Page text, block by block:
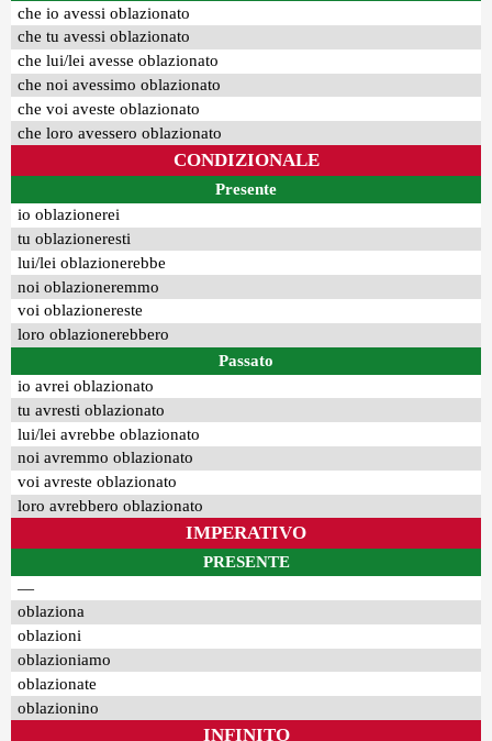
che io avessi oblazionato
che tu avessi oblazionato
che lui/lei avesse oblazionato
che noi avessimo oblazionato
che voi aveste oblazionato
che loro avessero oblazionato
CONDIZIONALE
Presente
io oblazionerei
tu oblazioneresti
lui/lei oblazionerebbe
noi oblazioneremmo
voi oblazionereste
loro oblazionerebbero
Passato
io avrei oblazionato
tu avresti oblazionato
lui/lei avrebbe oblazionato
noi avremmo oblazionato
voi avreste oblazionato
loro avrebbero oblazionato
IMPERATIVO
PRESENTE
—
oblaziona
oblazioni
oblazioniamo
oblazionate
oblazionino
INFINITO